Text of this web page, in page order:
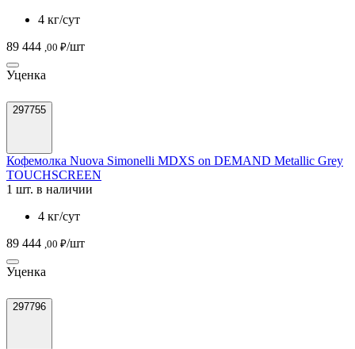
4 кг/сут
89 444 ,00 ₽/шт
Уценка
297755
Кофемолка Nuova Simonelli MDXS on DEMAND Metallic Grey
TOUCHSCREEN
1 шт. в наличии
4 кг/сут
89 444 ,00 ₽/шт
Уценка
297796